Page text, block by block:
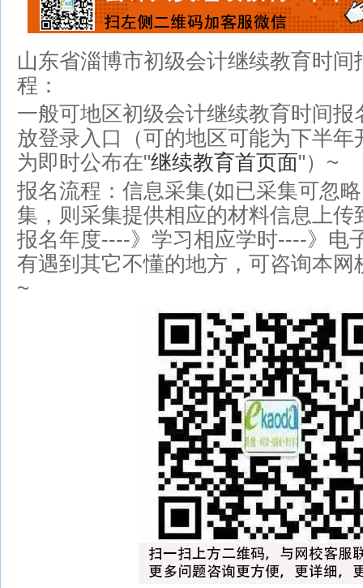
山东省淄博市初级会计继续教育时间
程：
一般可地区初级会计继续教育时间报
放登录入口（可的地区可能为下半年
为即时公布在"继续教育首页面"）~
报名流程：信息采集(如已采集可忽
集，则采集提供相应的材料信息上传
报名年度----》学习相应学时----》电
有遇到其它不懂的地方，可咨询本网
~